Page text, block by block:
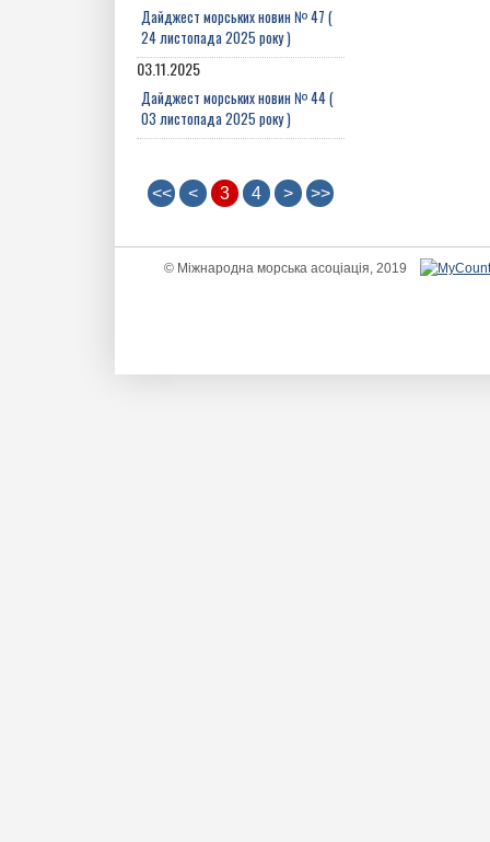
Дайджест морських новин № 47 (
24 листопада 2025 року )
03.11.2025
Дайджест морських новин № 44 (
03 листопада 2025 року )
<< < 3 4 > >>
© Міжнародна морська асоціація, 2019